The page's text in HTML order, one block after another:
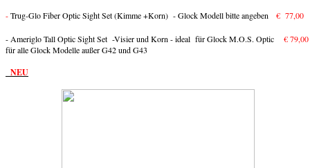
-Trug-Glo Fiber Optic Sight Set (Kimme +Korn) - Glock Modell bitte angeben € 77,00
- Ameriglo Tall Optic Sight Set -Visier und Korn - ideal für Glock M.O.S. Optic € 79,00
für alle Glock Modelle außer G42 und G43
NEU